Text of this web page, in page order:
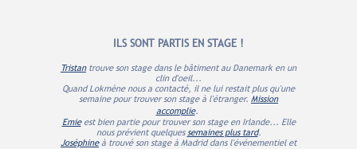
ILS SONT PARTIS EN STAGE !
Tristantrouve son stage dans le bâtiment au Danemark en un
clin d'oeil...
Quand Lokmène nous a contacté, il ne lui restait plus qu'une
semaine pour trouver son stage à l'étranger. Mission
accomplie.
Emieest bien partie pour trouver son stage en Irlande... Elle
nous prévient quelquessemaines plus tard.
Joséphineà trouvé son stage à Madrid dans l'événementiel et